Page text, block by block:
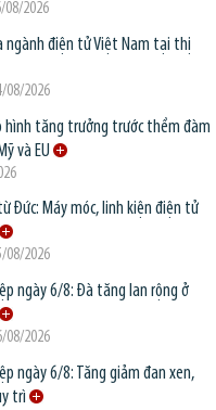
08/2026
ngành điện tử Việt Nam tại thị
08/2026
hình tăng trưởng trước thềm đàm
và EU
Đức: Máy móc, linh kiện điện tử
08/2026
ngày 6/8: Đà tăng lan rộng ở
08/2026
ngày 6/8: Tăng giảm đan xen,
trì